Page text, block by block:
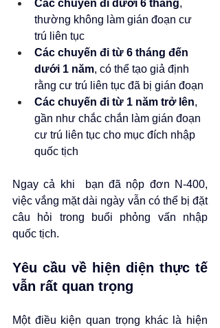
Các chuyến đi dưới 6 tháng,
thường không làm gián đoạn cư
trú liên tục
Các chuyến đi từ 6 tháng đến
dưới 1 năm, có thể tạo giả định
rằng cư trú liên tục đã bị gián đoạn
Các chuyến đi từ 1 năm trở lên,
gần như chắc chắn làm gián đoạn
cư trú liên tục cho mục đích nhập
quốc tịch
Ngay cả khi  bạn đã nộp đơn N-400,
việc vắng mặt dài ngày vẫn có thể bị đặt
câu hỏi trong buổi phỏng vấn nhập
quốc tịch.
Yêu cầu về hiện diện thực tế
vẫn rất quan trọng
Một điều kiện quan trọng khác là hiện